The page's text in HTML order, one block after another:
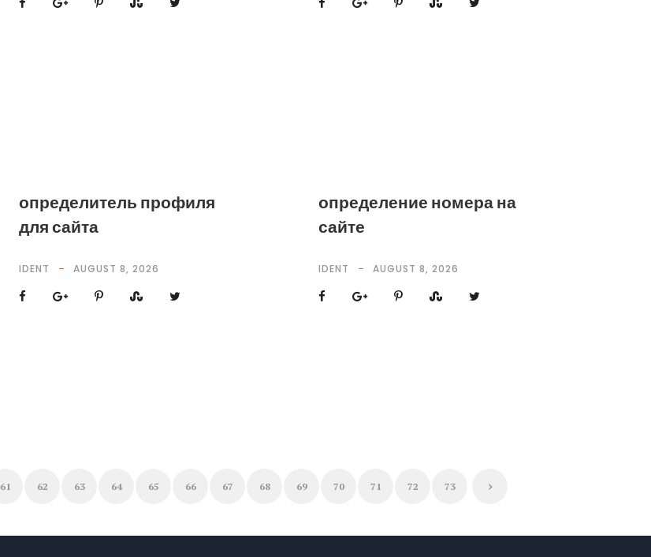
определитель профиля
для сайта
IDENT AUGUST 8, 2026
определение номера на
сайте
IDENT AUGUST 8, 2026
61 62 63 64 65 66 67 68 69 70 71 72 73